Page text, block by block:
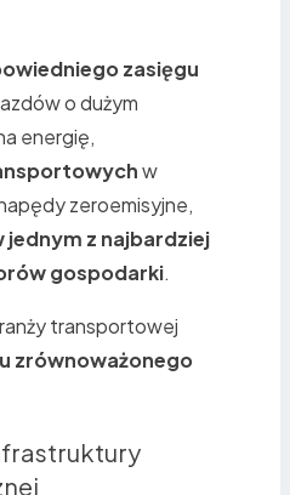
zasięgu
o dużym
energię,
w
zeroemisyjne,
jednym z najbardziej
gospodarki.
transportowej
zrównoważonego